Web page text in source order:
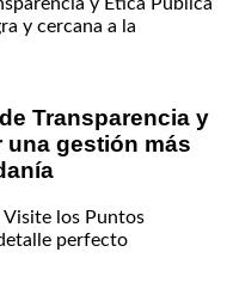
Transparencia y
una gestión más